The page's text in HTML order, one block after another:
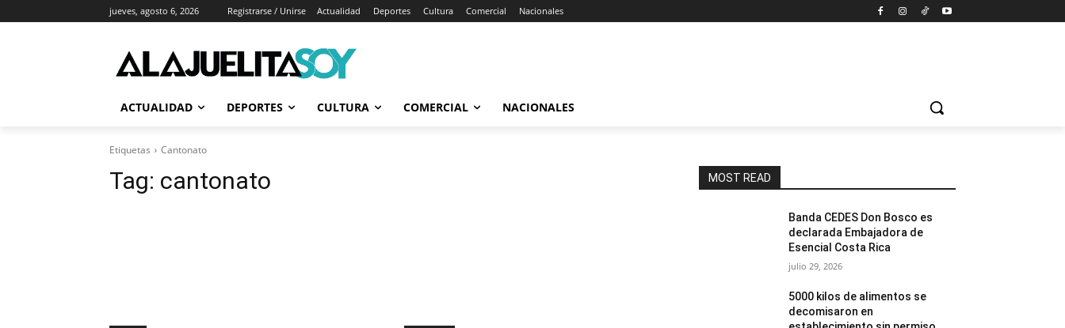
jueves, agosto 6, 2026 Registrarse / Unirse Actualidad Deportes Cultura Comercial Nacionales
ACTUALIDAD DEPORTES CULTURA COMERCIAL NACIONALES
Etiquetas Cantonato
Tag: cantonato MOST READ
Banda CEDES Don Bosco es
declarada Embajadora de
Esencial Costa Rica
julio 29, 2026
5000 kilos de alimentos se
decomisaron en